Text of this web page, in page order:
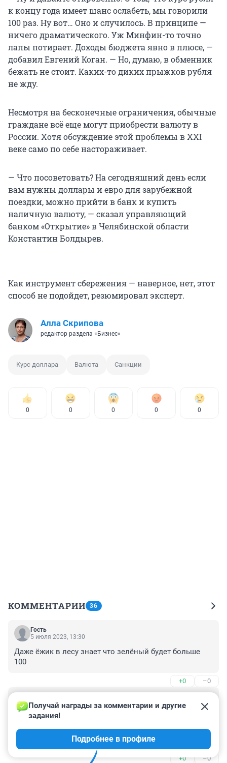
к концу года имеет шанс ослабеть, мы говорили
100 раз. Ну вот… Оно и случилось. В принципе —
ничего драматического. Уж Минфин-то точно
лапы потирает. Доходы бюджета явно в плюсе, —
добавил Евгений Коган. — Но, думаю, в обменник
бежать не стоит. Каких-то диких прыжков рубля
не жду.
Несмотря на бесконечные ограничения, обычные
граждане всё еще могут приобрести валюту в
России. Хотя обсуждение этой проблемы в XXI
веке само по себе настораживает.
— Что посоветовать? На сегодняшний день если
вам нужны доллары и евро для зарубежной
поездки, можно прийти в банк и купить
наличную валюту, — сказал управляющий
банком «Открытие» в Челябинской области
Константин Болдырев.
Как инструмент сбережения — наверное, нет, этот
способ не подойдет, резюмировал эксперт.
Алла Скрипова
редактор раздела «Бизнес»
Курс доллара Валюта Санкции
0 0 0 0 0
КОММЕНТАРИИ 36
Гость
5 июля 2023, 13:30
Даже ёжик в лесу знает что зелёный будет больше
100
+0 –0
11 января 2023, 03:51
Ну вот, а без малого год тому назад были Заявления
о том что за рубль (один) рулон долларов будут
продавать, жаль что не запомнил того человека,
который мне это пытался объяснить.
+0 –0
Получай награды за комментарии и другие
задания!
Подробнее в профиле